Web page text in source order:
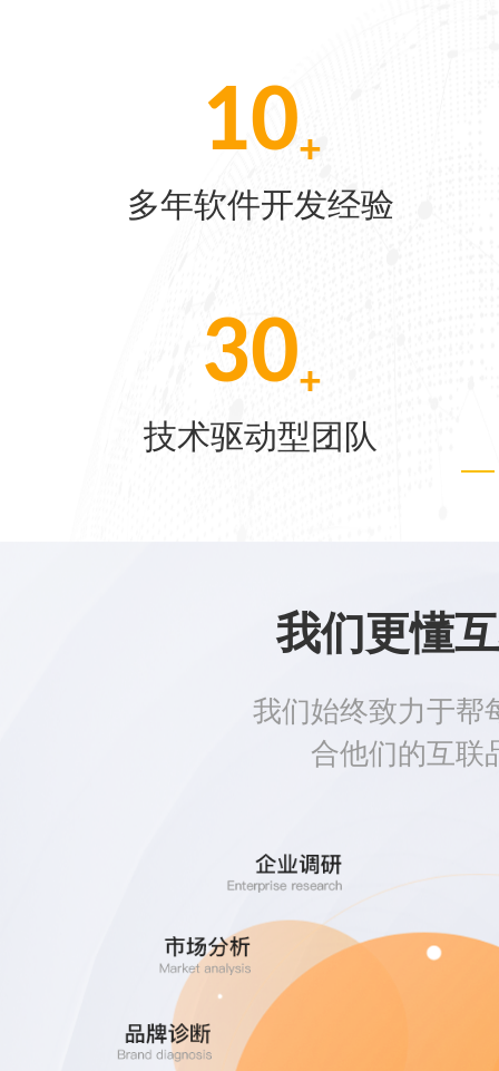
[05-21]
10+
多年软件开发经验
30+
技术驱动型团队
我们更懂
我们始终致力于帮
合他们的互联